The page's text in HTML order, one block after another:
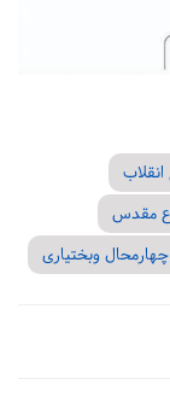
مقدس
وبختیاری